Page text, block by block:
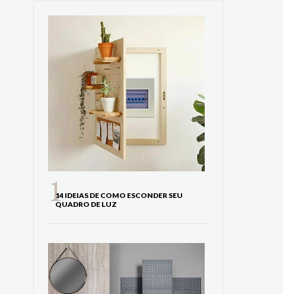
14 IDEIAS DE COMO ESCONDER SEU
QUADRO DE LUZ